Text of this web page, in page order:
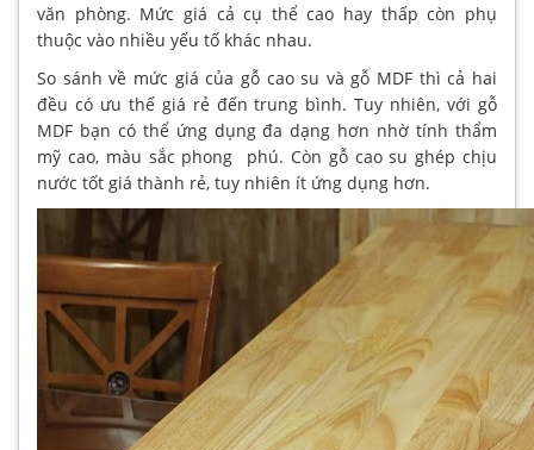
văn phòng. Mức giá cả cụ thể cao hay thấp còn phụ
thuộc vào nhiều yếu tố khác nhau.
So sánh về mức giá của gỗ cao su và gỗ MDF thì cả hai
đều có ưu thế giá rẻ đến trung bình. Tuy nhiên, với gỗ
MDF bạn có thể ứng dụng đa dạng hơn nhờ tính thẩm
mỹ cao, màu sắc phong phú. Còn gỗ cao su ghép chịu
nước tốt giá thành rẻ, tuy nhiên ít ứng dụng hơn.